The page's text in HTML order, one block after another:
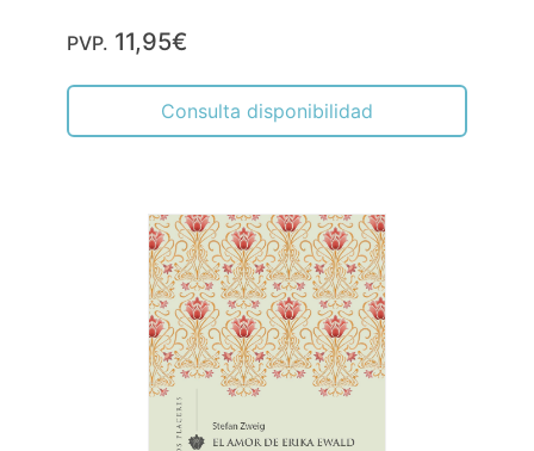
PVP. 11,95€
Consulta disponibilidad